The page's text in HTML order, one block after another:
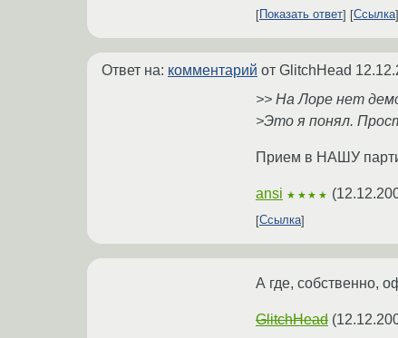
Показать ответ
Ссылка
Ответ на: комментарий от GlitchHead
>> На Лоре нет
>Это я понял.
Прием в НАШУ
ansi ★★★★ (
Ссылка
А где, собственно,
GlitchHead (